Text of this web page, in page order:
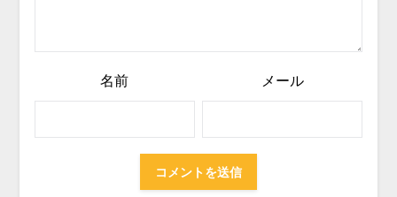
名前 メール